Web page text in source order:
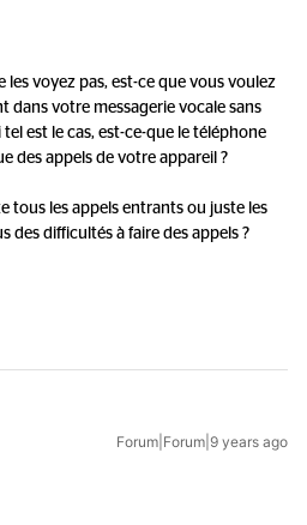
les voyez pas, est-ce que vous voulez
dans votre messagerie vocale sans
est le cas, est-ce-que le téléphone
des appels de votre appareil ?
tous les appels entrants ou juste les
des difficultés à faire des appels ?
Forum|Forum|9 years ago